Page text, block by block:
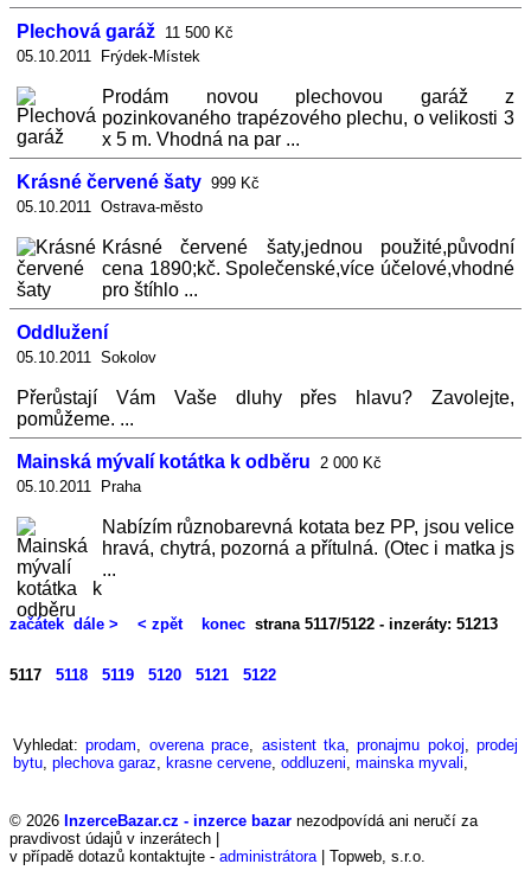
Plechová garáž 11 500 Kč
05.10.2011 Frýdek-Místek
Prodám novou plechovou garáž z
pozinkovaného trapézového plechu, o velikosti 3
x 5 m. Vhodná na par ...
Krásné červené šaty 999 Kč
05.10.2011 Ostrava-město
Krásné červené šaty,jednou použité,původní
cena 1890;kč. Společenské,více účelové,vhodné
pro štíhlo ...
Oddlužení
05.10.2011 Sokolov
Přerůstají Vám Vaše dluhy přes hlavu? Zavolejte,
pomůžeme. ...
Mainská mývalí kotátka k odběru 2 000 Kč
05.10.2011 Praha
Nabízím různobarevná kotata bez PP, jsou velice
hravá, chytrá, pozorná a přítulná. (Otec i matka js
...
začátek dále > < zpět konec strana 5117/5122 - inzeráty: 51213
5117 5118 5119 5120 5121 5122
Vyhledat:prodam, overena prace, asistent tka,pronajmu pokoj, prodej
bytu, plechova garaz, krasne cervene, oddluzeni, mainska myvali,
© 2026 InzerceBazar.cz - inzerce bazar nezodpovídá ani neručí za
pravdivost údajů v inzerátech |
v případě dotazů kontaktujte - administrátora | Topweb, s.r.o.